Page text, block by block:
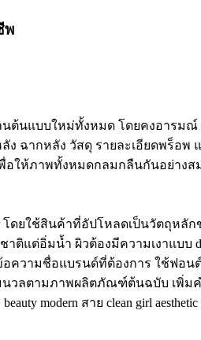
พ
นแบบใหม่ทั้งหมด โดยคงอารมณ์
ฉากหลัง วัสดุ รายละเอียดพร็อ
อให้ภาพทั้งหมดกลมกลืนกันอย่างส
ดยใช้สินค้าที่อัปโหลดเป็นวัตถุหลั
ติแต่อิ่มน้ำ ผิวต้องมีความเงาแบบ
ามชื่อแบรนด์ที่ต้องการ ใช้ฟอนต์
มนวลตามภาพผลิตภัณฑ์ต้นฉบับ เ
modern สาย clean girl